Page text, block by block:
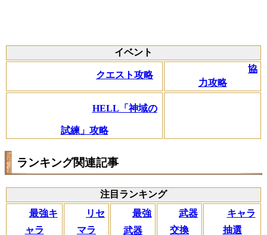
イベント
クエスト攻略
協
力攻略
HELL「神域の
試練」攻略
ランキング関連記事
注目ランキング
最強キ
ャラ
リセ
マラ
最強
武器
武器
交換
キャラ
抽選